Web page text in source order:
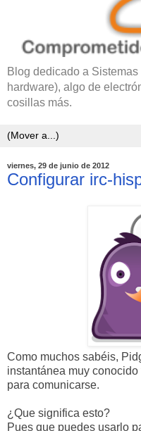
Blog dedicado a
hardware), algo de
cosillas más.
viernes, 29 de junio de 2012
Configurar irc-
Como muchos sabéis,
instantánea muy
para comunicarse.
¿Que significa esto?
Pues que puedes usarlo